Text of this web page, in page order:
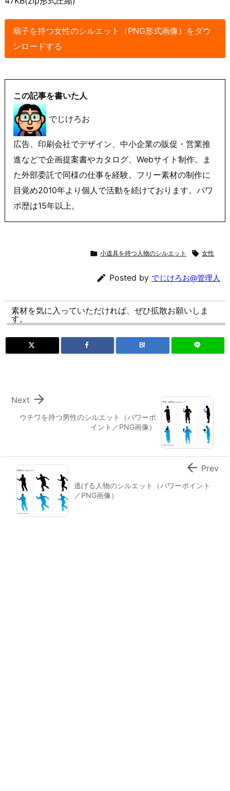
扇子を持つ女性のシルエット（PNG形式画像）をダウ
ンロードする
この記事を書いた人
でじけろお
広告、印刷会社でデザイン、中小企業の販促・営業推
進などで企画提案書やカタログ、Webサイト制作。ま
た外部委託で同様の仕事を経験。フリー素材の制作に
目覚め2010年より個人で活動を続けております。パワ
ポ歴は15年以上。
 小道具を持つ人物のシルエット  女性
 Posted by でじけろお@管理人
素材を気に入っていただければ、ぜひ拡散お願いしま
す。
B!
ウチワを持つ男性のシルエット（パワーポ
イント／PNG画像）

Next
逃げる人物のシルエット（パワーポイント
／PNG画像）
 Prev